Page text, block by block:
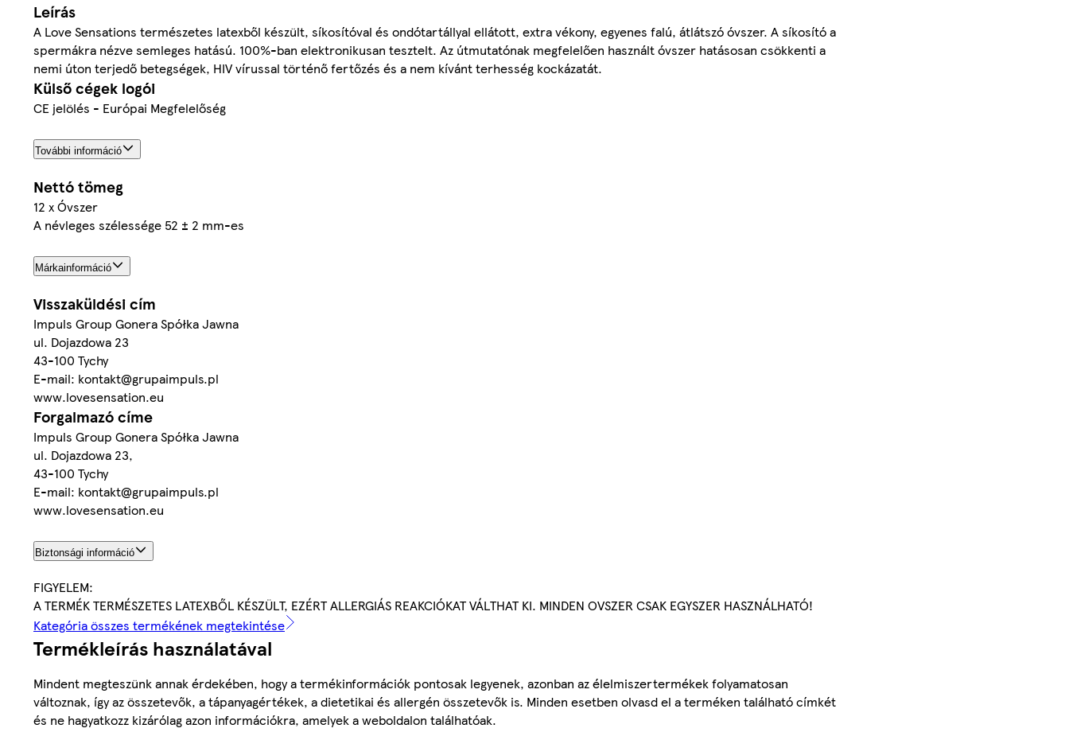
Leírás
A Love Sensations természetes latexből készült, síkosítóval és ondótartállyal ellátott, extra vékony, egyenes falú, átlátszó óvszer. A síkosító a
spermákra nézve semleges hatású. 100%-ban elektronikusan tesztelt. Az útmutatónak megfelelően használt óvszer hatásosan csökkenti a
nemi úton terjedő betegségek, HIV vírussal történő fertőzés és a nem kívánt terhesség kockázatát.
Külső cégek logói
CE jelölés - Európai Megfelelőség
További információ
Nettó tömeg
12 x Óvszer
A névleges szélessége 52 ± 2 mm-es
Márkainformáció
Visszaküldési cím
Impuls Group Gonera Spółka Jawna
ul. Dojazdowa 23
43-100 Tychy
E-mail: kontakt@grupaimpuls.pl
www.lovesensation.eu
Forgalmazó címe
Impuls Group Gonera Spółka Jawna
ul. Dojazdowa 23,
43-100 Tychy
E-mail: kontakt@grupaimpuls.pl
www.lovesensation.eu
Biztonsági információ
FIGYELEM:
A TERMÉK TERMÉSZETES LATEXBŐL KÉSZÜLT, EZÉRT ALLERGIÁS REAKCIÓKAT VÁLTHAT KI. MINDEN OVSZER CSAK EGYSZER HASZNÁLHATÓ!
Kategória összes termékének megtekintése
Termékleírás használatával
Mindent megteszünk annak érdekében, hogy a termékinformációk pontosak legyenek, azonban az élelmiszertermékek folyamatosan
változnak, így az összetevők, a tápanyagértékek, a dietetikai és allergén összetevők is. Minden esetben olvasd el a terméken található címkét
és ne hagyatkozz kizárólag azon információkra, amelyek a weboldalon találhatóak.